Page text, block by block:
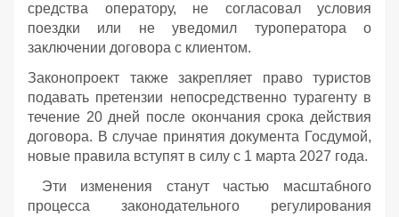
средства оператору, не согласовал условия
поездки или не уведомил туроператора о
заключении договора с клиентом.
Законопроект также закрепляет право туристов
подавать претензии непосредственно турагенту в
течение 20 дней после окончания срока действия
договора. В случае принятия документа Госдумой,
новые правила вступят в силу с 1 марта 2027 года.
Эти изменения станут частью масштабного
процесса законодательного регулирования